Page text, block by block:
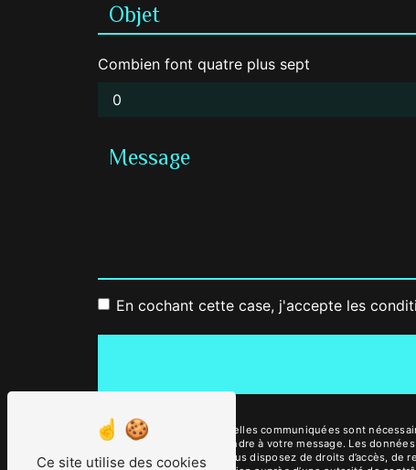
Combien font quatre plus sept
En cochant cette case, j'accepte les
** Les données personnelles communiquées sont
dans le seul but de répondre à votre message. Les
contact@latelierdln.fr. Vous disposez de droits d’accès,
Ce site utilise des cookies